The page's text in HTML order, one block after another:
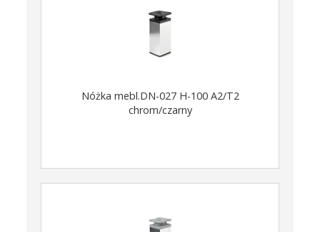
Nóżka mebl.DN-027 H-100 A2/T2
chrom/czarny